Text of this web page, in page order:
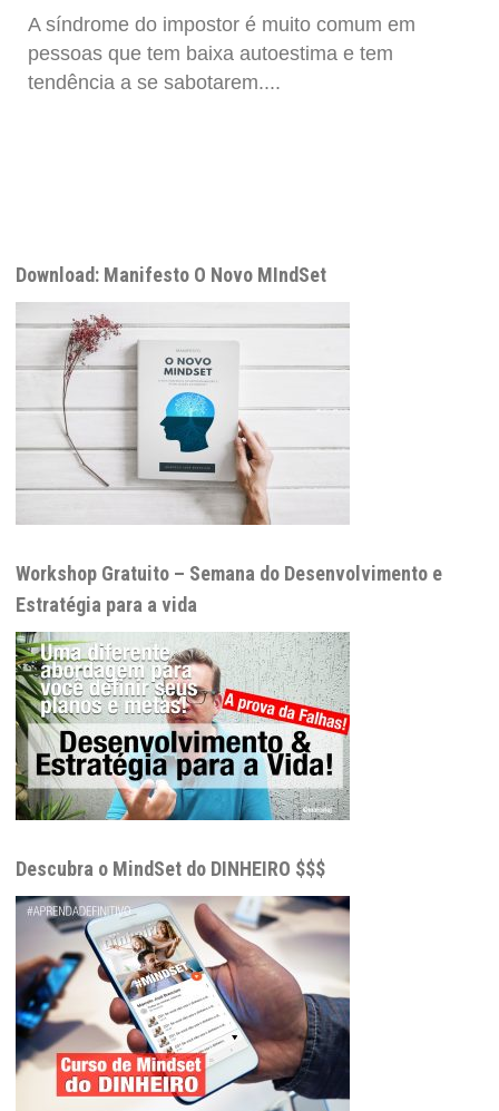
A síndrome do impostor é muito comum em
pessoas que tem baixa autoestima e tem
tendência a se sabotarem....
Download: Manifesto O Novo MIndSet
Workshop Gratuito – Semana do Desenvolvimento e
Estratégia para a vida
Descubra o MindSet do DINHEIRO $$$